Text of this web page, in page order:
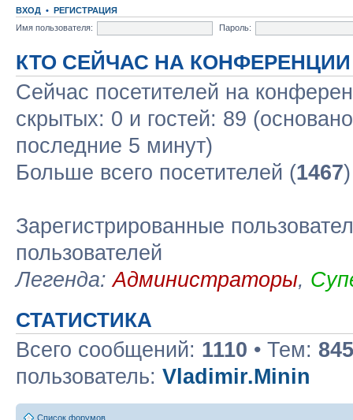
ВХОД • РЕГИСТРАЦИЯ
Имя пользователя:
Пароль:
КТО СЕЙЧАС НА КОНФЕРЕНЦИИ
Сейчас посетителей на
скрытых: 0 и гостей: 89
последние 5 минут)
Больше всего посетителей (1467
Зарегистрированные
пользователей
Легенда:Администраторы,
СТАТИСТИКА
Всего сообщений: 1110 • Тем: 845
пользователь: Vladimir.Minin
Список форумов